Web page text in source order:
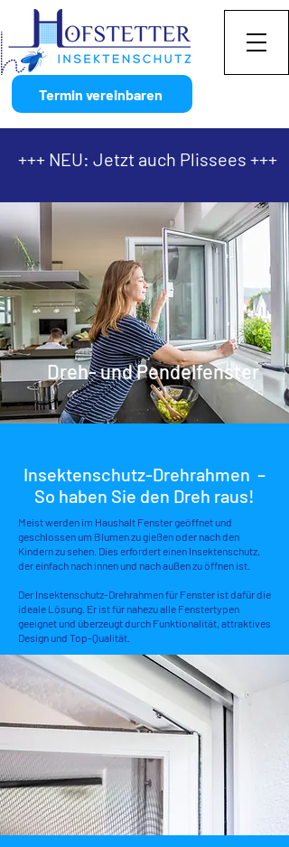
Termin vereinbaren
+++ NEU: Jetzt auch Plissees +++
Dreh- und Pendelfenster
Insektenschutz-Drehrahmen –
So haben Sie den Dreh raus!
Meist werden im Haushalt Fenster geöffnet und
geschlossen um Blumen zu gießen oder nach den
Kindern zu sehen. Dies erfordert einen Insektenschutz,
der einfach nach innen und nach außen zu öffnen ist.
Der Insektenschutz-Drehrahmen für Fenster ist dafür die
ideale Lösung. Er ist für nahezu alle Fenstertypen
geeignet und überzeugt durch Funktionalität, attraktives
Design und Top-Qualität.